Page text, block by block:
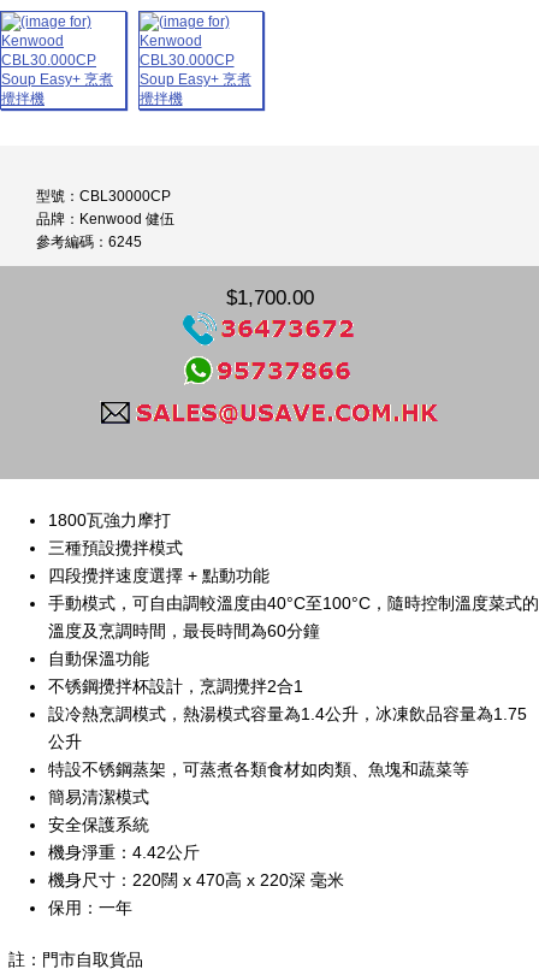
型號：CBL30000CP
品牌：Kenwood 健伍
參考編碼：6245
$1,700.00
1800瓦強力摩打
三種預設攪拌模式
四段攪拌速度選擇 + 點動功能
手動模式，可自由調較溫度由40°C至100°C，隨時控制溫度菜式的
溫度及烹調時間，最長時間為60分鐘
自動保溫功能
不锈鋼攪拌杯設計，烹調攪拌2合1
設冷熱烹調模式，熱湯模式容量為1.4公升，冰凍飲品容量為1.75
公升
特設不锈鋼蒸架，可蒸煮各類食材如肉類、魚塊和蔬菜等
簡易清潔模式
安全保護系統
機身淨重：4.42公斤
機身尺寸：220闊 x 470高 x 220深 毫米
保用：一年
註：門市自取貨品